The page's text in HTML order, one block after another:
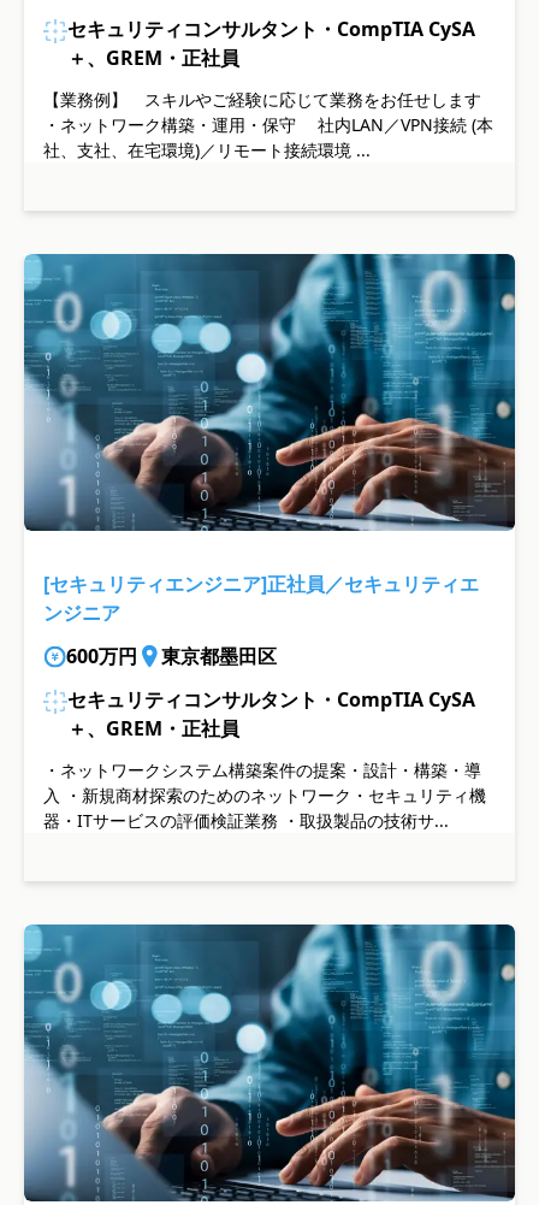
セキュリティコンサルタント・CompTIA CySA
＋、GREM・正社員
【業務例】 スキルやご経験に応じて業務をお任せします
・ネットワーク構築・運用・保守 社内LAN／VPN接続 (本
社、支社、在宅環境)／リモート接続環境 ...
[セキュリティエンジニア]正社員／セキュリティエ
ンジニア
600万円
東京都墨田区
セキュリティコンサルタント・CompTIA CySA
＋、GREM・正社員
・ネットワークシステム構築案件の提案・設計・構築・導
入 ・新規商材探索のためのネットワーク・セキュリティ機
器・ITサービスの評価検証業務 ・取扱製品の技術サ...